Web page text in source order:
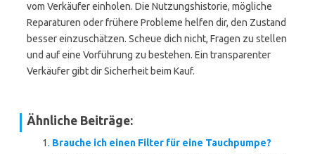
vom Verkäufer einholen. Die Nutzungshistorie, mögliche
Reparaturen oder frühere Probleme helfen dir, den Zustand
besser einzuschätzen. Scheue dich nicht, Fragen zu stellen
und auf eine Vorführung zu bestehen. Ein transparenter
Verkäufer gibt dir Sicherheit beim Kauf.
Ähnliche Beiträge:
Brauche ich einen Filter für eine Tauchpumpe?